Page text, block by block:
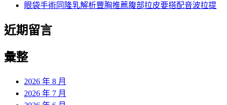
眼袋手術同隆乳解析豐胸推薦腹部拉皮要搭配音波拉提
近期留言
彙整
2026 年 8 月
2026 年 7 月